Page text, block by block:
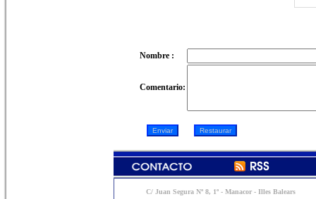
Nombre :
Comentario:
C/ Juan Segura Nº 8, 1º - Manacor - Illes Balears